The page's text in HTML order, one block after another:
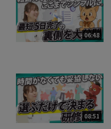
06:48
08:51